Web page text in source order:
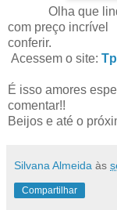
Olha que
com
Acessem o site:
É isso amores
comentar!!
Beijos e até o
Silvana Almeida às
Compartilhar